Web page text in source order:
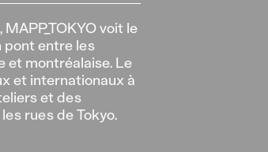
voit le
pont entre les
et montréalaise. Le
et internationaux à
et des
rues de Tokyo.